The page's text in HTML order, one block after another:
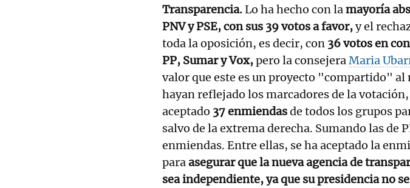
Transparencia.Lo ha hecho con lamayoría
PNV y PSE, con sus 39 votos a favor,y el
toda la oposición, es decir, con 36 votos en
PP, Sumar y Vox,pero la consejeraMaria
valor que este es un proyecto "compartido" al
hayan reflejado los marcadores de la
aceptado 37 enmiendasde todos los grupos
salvo de la extrema derecha. Sumando las de
enmiendas. Entre ellas, se ha aceptado la
paraasegurar que la nueva agencia de
sea independiente, ya que su presidencia no